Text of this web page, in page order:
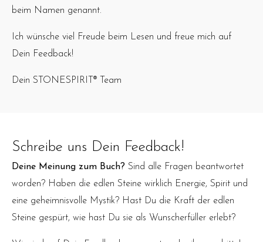
beim Namen genannt.
Ich wünsche viel Freude beim Lesen und freue mich auf
Dein Feedback!
Dein STONESPIRIT® Team
Schreibe uns Dein Feedback!
Deine Meinung zum Buch? Sind alle Fragen beantwortet
worden? Haben die edlen Steine wirklich Energie, Spirit und
eine geheimnisvolle Mystik? Hast Du die Kraft der edlen
Steine gespürt, wie hast Du sie als Wunscherfüller erlebt?